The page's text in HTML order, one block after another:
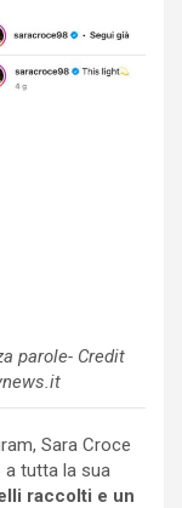
parole- Credit
Sara Croce
tutta la sua
raccolti e un